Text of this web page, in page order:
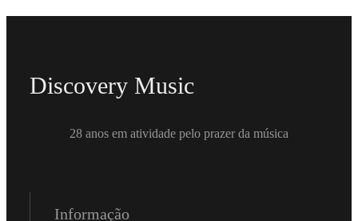
Discovery Music
28 anos em atividade pelo prazer da música
Informação